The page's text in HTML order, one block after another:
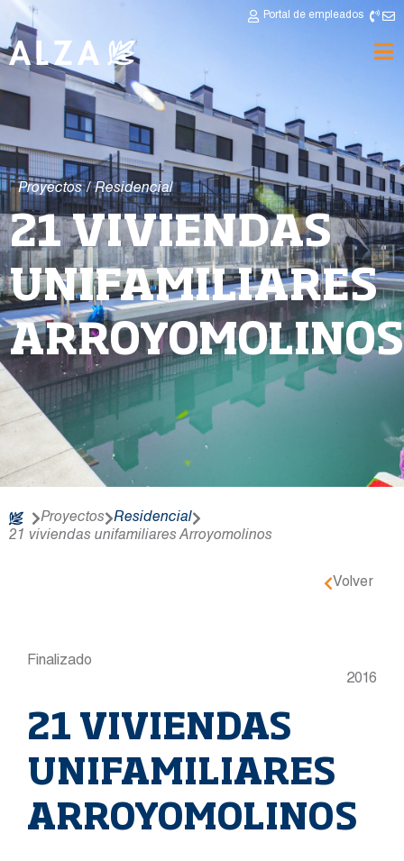
Portal de empleados
Proyectos / Residencial
21 VIVIENDAS
UNIFAMILIARES
ARROYOMOLINOS
Proyectos
Residencial
21 viviendas unifamiliares Arroyomolinos
Volver
Finalizado
2016
21 VIVIENDAS
UNIFAMILIARES
ARROYOMOLINOS